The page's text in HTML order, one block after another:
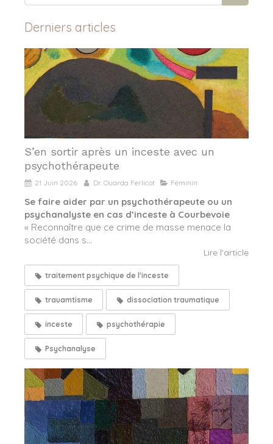
Derniers articles
S’en sortir après un inceste avec un
psychothérapeute
21 Juin 2026 Dr. Ouarda Ferlicot Féminin
Se faire aider par un psychothérapeute ou un
psychanalyste en cas d’inceste à Courbevoie
« Reconnaître que ce crime de masse menace la
société dans s...
Lire l'article
traitement psychique de l'inceste
trauamtisme dissociation traumatique
inceste psychothérapie
Psychanalyse